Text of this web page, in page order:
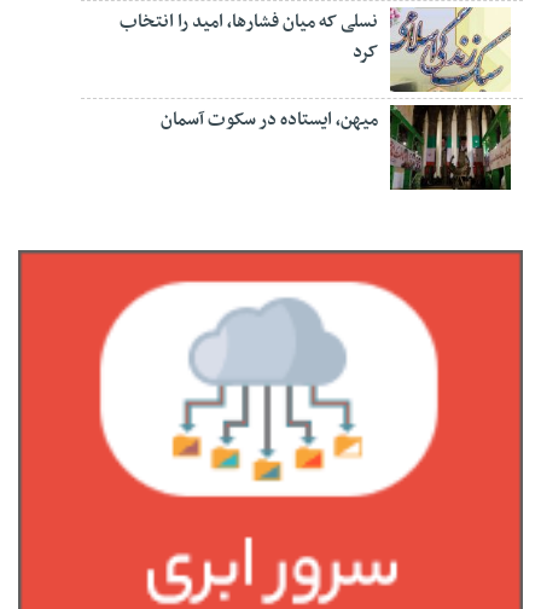
نسلی که میان فشارها، امید را انتخاب
کرد
میهن، ایستاده در سکوت آسمان